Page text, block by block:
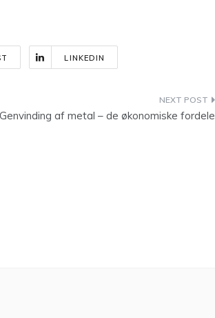
LINKEDIN
Genvinding af metal – de økonomiske fordele